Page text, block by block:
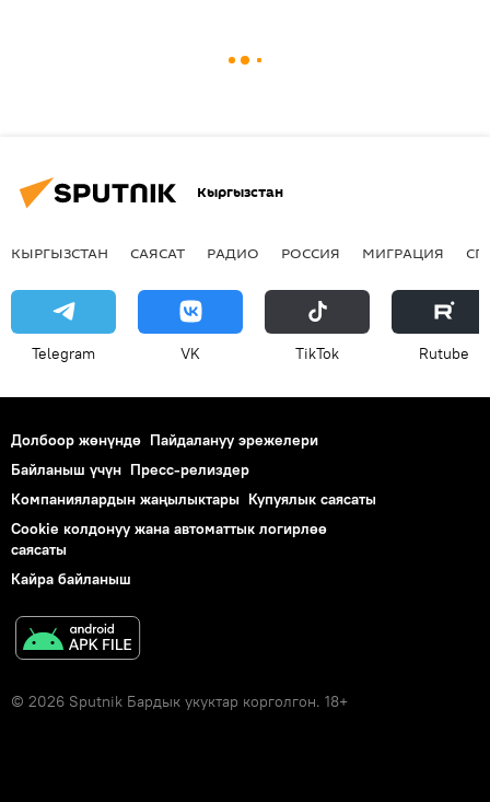
Кыргызстан
КЫРГЫЗСТАН САЯСАТ РАДИО РОССИЯ МИГРАЦИЯ
Telegram VK ТikТоk Rutube
Долбоор жөнүндө Пайдалануу эрежелери
Байланыш үчүн Пресс-релиздер
Компаниялардын жаңылыктары Купуялык саясаты
Cookie колдонуу жана автоматтык логирлөө
саясаты
Кайра байланыш
© 2026 Sputnik Бардык укуктар корголгон. 18+